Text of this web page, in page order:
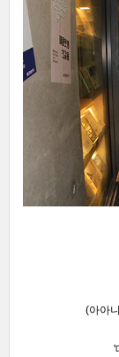
(아아
'